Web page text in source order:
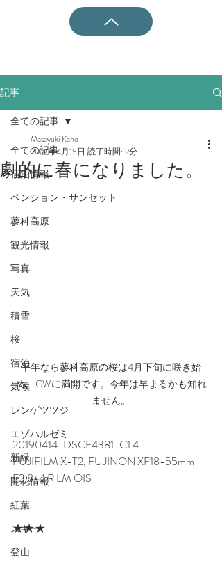
記事
全ての記事
宿泊情報
ペンション・サンセット
蓼科高原
観光情報
写真
天気
積雪
桜
宿泊
気候
レンゲツツジ
エゾハルゼミ
新緑
開花情報
紅葉
スキー
登山
全ての記事
劇的に春になりました。
Masayuki Kano
2019年4月15日 読了時間: 2分
平年なら蓼科高原の桜は4月下旬に咲き始
め、GWに満開です。今年は早まるかも知れ
ません。
20190414-DSCF4381-C1 4
FUJIFILM X-T2, FUJINON XF18-55mm
F2.8-4 R LM OIS
★★★